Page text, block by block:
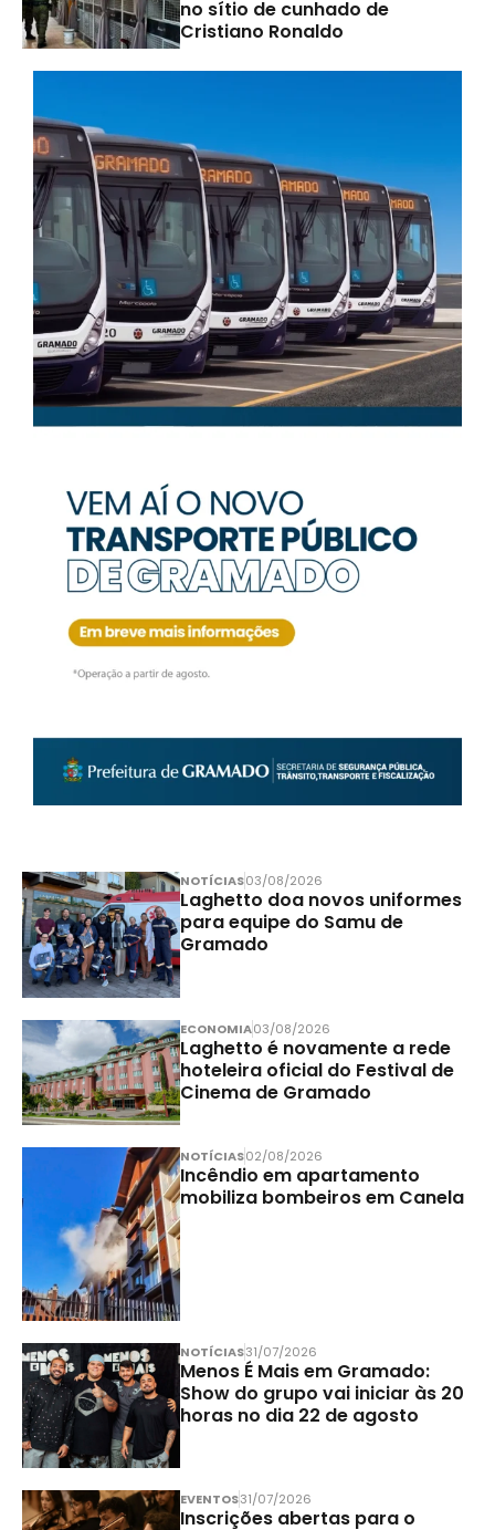
no sítio de cunhado de
Cristiano Ronaldo
NOTÍCIAS03/08/2026
Laghetto doa novos uniformes
para equipe do Samu de
Gramado
ECONOMIA03/08/2026
Laghetto é novamente a rede
hoteleira oficial do Festival de
Cinema de Gramado
NOTÍCIAS02/08/2026
Incêndio em apartamento
mobiliza bombeiros em Canela
NOTÍCIAS31/07/2026
Menos É Mais em Gramado:
Show do grupo vai iniciar às 20
horas no dia 22 de agosto
EVENTOS31/07/2026
Inscrições abertas para o